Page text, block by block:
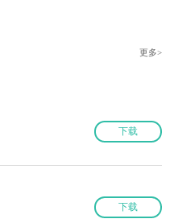
更多>
下载
下载